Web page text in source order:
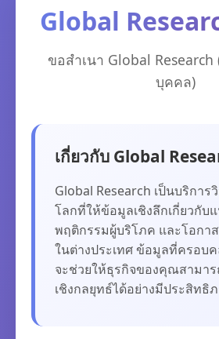
Global
ขอสำเนา Global Research
บุคคล)
เกี่ยวกับ Global
Global Research เป็นบริการ
โลกที่ให้ข้อมูลเชิงลึกเกี่ยวกับ
พฤติกรรมผู้บริโภค และโอกา
ในต่างประเทศ ข้อมูลที่ครอบ
จะช่วยให้ธุรกิจของคุณสามา
เชิงกลยุทธ์ได้อย่างมีประสิทธิ